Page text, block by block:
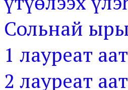
Сольнай
1 лауреат
2 лауреат